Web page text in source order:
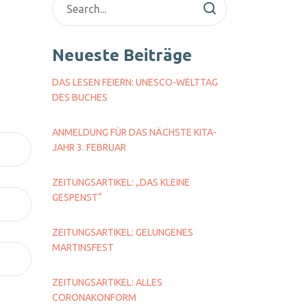
Neueste Beiträge
DAS LESEN FEIERN: UNESCO-WELTTAG
DES BUCHES
ANMELDUNG FÜR DAS NÄCHSTE KITA-
JAHR 3. FEBRUAR
ZEITUNGSARTIKEL: „DAS KLEINE
GESPENST“
ZEITUNGSARTIKEL: GELUNGENES
MARTINSFEST
ZEITUNGSARTIKEL: ALLES
CORONAKONFORM